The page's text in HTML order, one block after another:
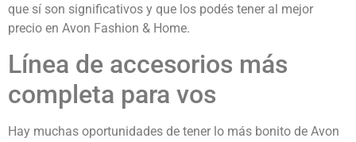
que sí son significativos y que los podés tener al mejor
precio en Avon Fashion & Home.
Línea de accesorios más
completa para vos
Hay muchas oportunidades de tener lo más bonito de Avon